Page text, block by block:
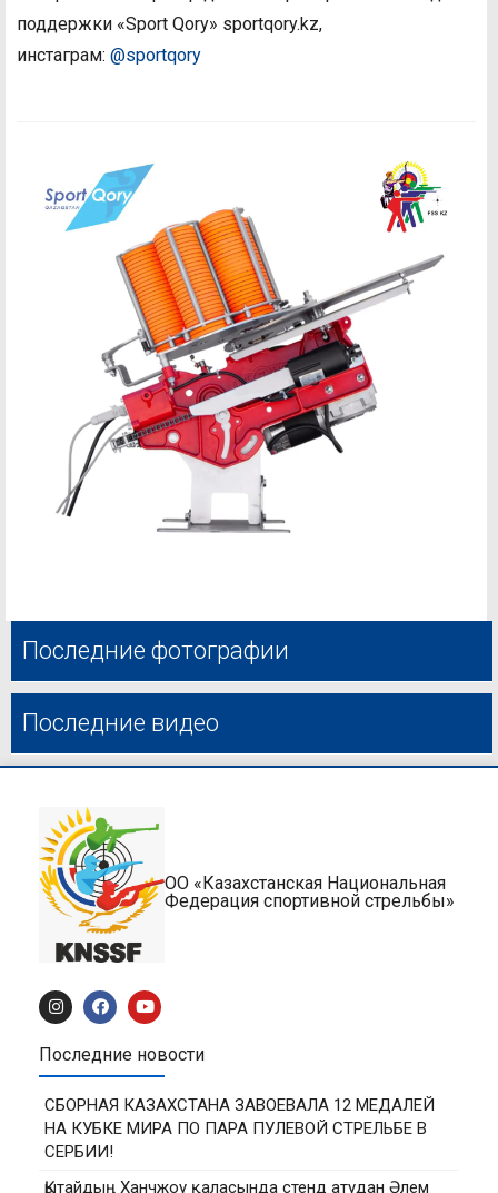
поддержки «Sport Qory» sportqory.kz,
инстаграм: @sportqory
Последние фотографии
Последние видео
ОО «Казахстанская Национальная
Федерация спортивной стрельбы»
Последние новости
СБОРНАЯ КАЗАХСТАНА ЗАВОЕВАЛА 12 МЕДАЛЕЙ
НА КУБКЕ МИРА ПО ПАРА ПУЛЕВОЙ СТРЕЛЬБЕ В
СЕРБИИ!
Қытайдың Ханчжоу қаласында стенд атудан Әлем